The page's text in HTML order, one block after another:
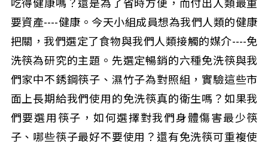
吃得健康嗎？還是為了省時方便，而付出人類最重
要資產----健康。今天小組成員想為我們人類的健康
把關，我們選定了食物與我們人類接觸的媒介----免
洗筷為研究的主題。先選定暢銷的六種免洗筷與我
們家中不銹鋼筷子、濕竹子為對照組，實驗這些市
面上長期給我們使用的免洗筷真的衛生嗎？如果我
們要選用筷子，如何選擇對我們身體傷害最少筷
子、哪些筷子最好不要使用？還有免洗筷可重複使